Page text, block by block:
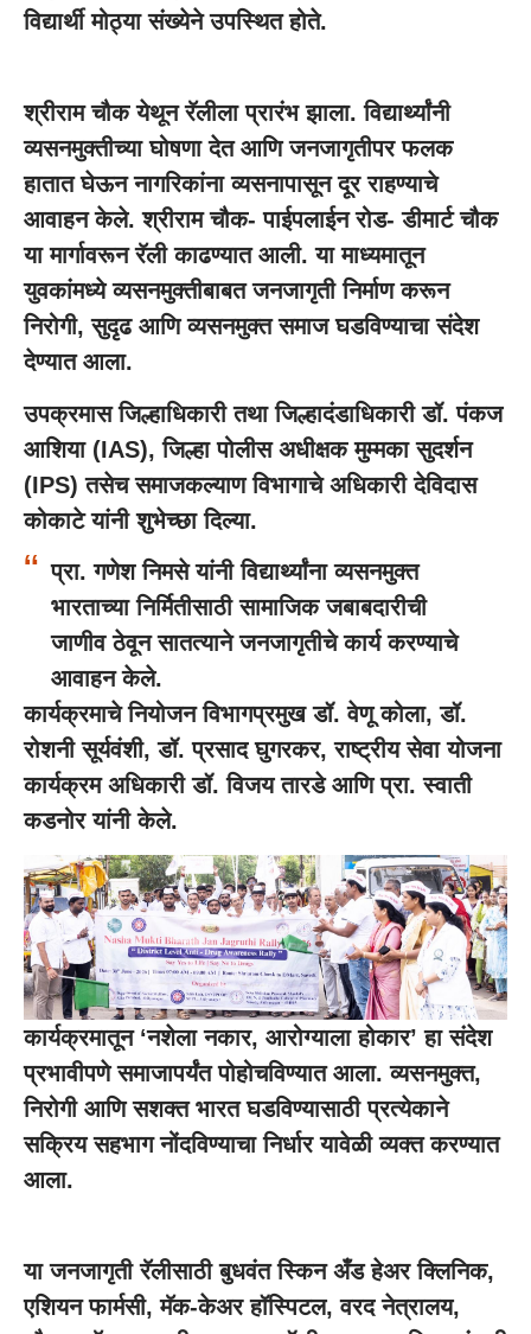
विद्यार्थी मोठ्या संख्येने उपस्थित होते.
श्रीराम चौक येथून रॅलीला प्रारंभ झाला. विद्यार्थ्यांनी
व्यसनमुक्तीच्या घोषणा देत आणि जनजागृतीपर फलक
हातात घेऊन नागरिकांना व्यसनापासून दूर राहण्याचे
आवाहन केले. श्रीराम चौक- पाईपलाईन रोड- डीमार्ट चौक
या मार्गावरून रॅली काढण्यात आली. या माध्यमातून
युवकांमध्ये व्यसनमुक्तीबाबत जनजागृती निर्माण करून
निरोगी, सुदृढ आणि व्यसनमुक्त समाज घडविण्याचा संदेश
देण्यात आला.
उपक्रमास जिल्हाधिकारी तथा जिल्हादंडाधिकारी डॉ. पंकज
आशिया (IAS), जिल्हा पोलीस अधीक्षक मुम्मका सुदर्शन
(IPS) तसेच समाजकल्याण विभागाचे अधिकारी देविदास
कोकाटे यांनी शुभेच्छा दिल्या.
प्रा. गणेश निमसे यांनी विद्यार्थ्यांना व्यसनमुक्त
भारताच्या निर्मितीसाठी सामाजिक जबाबदारीची
जाणीव ठेवून सातत्याने जनजागृतीचे कार्य करण्याचे
आवाहन केले.
कार्यक्रमाचे नियोजन विभागप्रमुख डॉ. वेणू कोला, डॉ.
रोशनी सूर्यवंशी, डॉ. प्रसाद घुगरकर, राष्ट्रीय सेवा योजना
कार्यक्रम अधिकारी डॉ. विजय तारडे आणि प्रा. स्वाती
कडनोर यांनी केले.
कार्यक्रमातून ‘नशेला नकार, आरोग्याला होकार’ हा संदेश
प्रभावीपणे समाजापर्यंत पोहोचविण्यात आला. व्यसनमुक्त,
निरोगी आणि सशक्त भारत घडविण्यासाठी प्रत्येकाने
सक्रिय सहभाग नोंदविण्याचा निर्धार यावेळी व्यक्त करण्यात
आला.
या जनजागृती रॅलीसाठी बुधवंत स्किन अँड हेअर क्लिनिक,
एशियन फार्मसी, मॅक-केअर हॉस्पिटल, वरद नेत्रालय,